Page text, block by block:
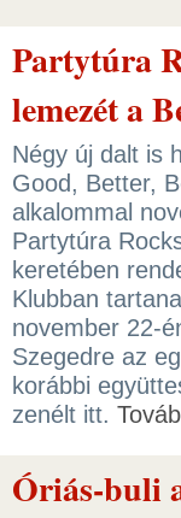
Partytúra
lemezét a
Négy új dalt is
Good, Better,
alkalommal
Partytúra
keretében
Klubban
november 22-
Szegedre az
korábbi
zenélt itt.
Óriás-buli